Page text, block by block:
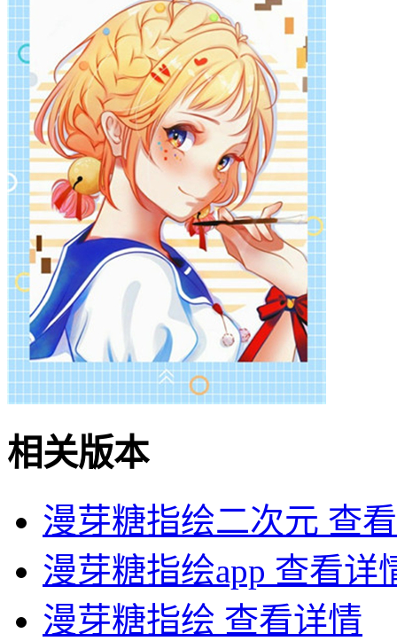
相关版本
漫芽糖指绘二次元 查
漫芽糖指绘app 查看详
漫芽糖指绘 查看详情